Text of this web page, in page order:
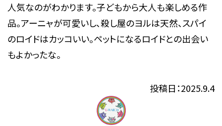
人気なのがわかります。子どもから大人も楽しめる作
品。アーニャが可愛いし、殺し屋のヨルは天然、スパイ
のロイドはカッコいい。ペットになるロイドとの出会い
もよかったな。
投稿日：2025.9.4